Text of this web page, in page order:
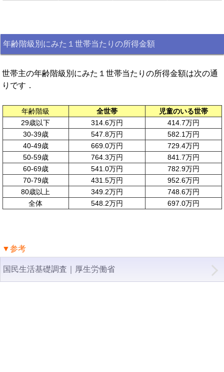
年齢階級別にみた１世帯当たりの所得金額
世帯主の年齢階級別にみた１世帯当たりの所得金額は次の通
りです．
年齢階級 全世帯
児童のいる世帯
29歳以下
314.6万円
414.7万円
30-39歳
547.8万円
582.1万円
40-49歳
669.0万円
729.4万円
50-59歳
764.3万円
841.7万円
60-69歳
541.0万円
782.9万円
70-79歳
431.5万円
952.6万円
80歳以上
349.2万円
748.6万円
全体
548.2万円 697.0万円
▼参考
国民生活基礎調査｜厚生労働省